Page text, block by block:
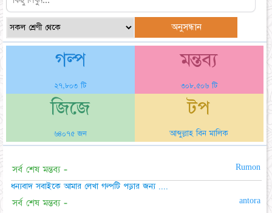
গল্প
২৭,৮০৩ টি
মন্তব্য
৩০৮,৫০৬ টি
জিজে
৬৪০৭৫ জন
টপ
আব্দুল্লাহ বিন মালিক
সর্ব শেষ মন্তব্য - Rumon
ধন্যবাদ সবাইকে আমার লেখা গল্পটি পড়ার জন্য ....
সর্ব শেষ মন্তব্য - antora